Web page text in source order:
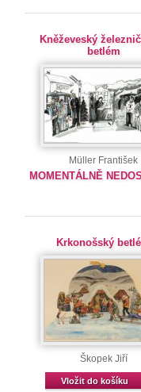
Kněževeský
betlém
Müller František
MOMENTÁLNĚ
Krkonošský
Škopek Jiří
Vložit do košíku